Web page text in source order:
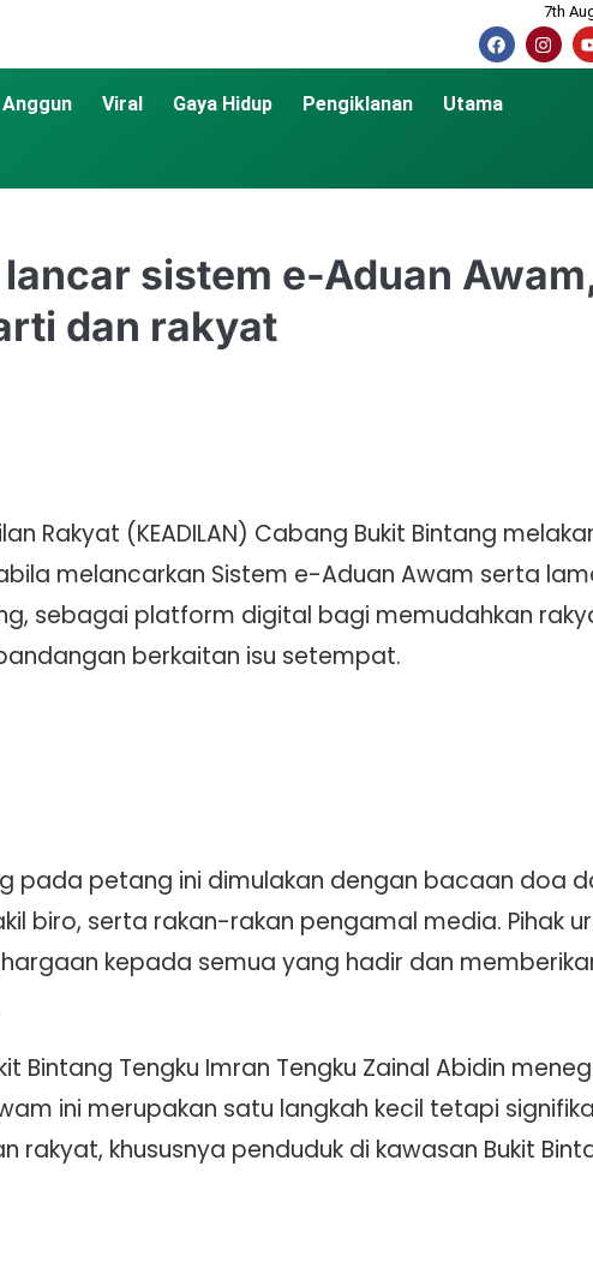
7th
Anggun Viral Gaya Hidup Pengiklanan Utama
sistem e-Aduan
dan rakyat
Rakyat (KEADILAN) Cabang Bukit Bintang
melancarkan Sistem e-Aduan Awam serta
sebagai platform digital bagi memudahkan
berkaitan isu setempat.
pada petang ini dimulakan dengan bacaan doa
biro, serta rakan-rakan pengamal media. Pihak
kepada semua yang hadir dan
Bintang Tengku Imran Tengku Zainal Abidin
ini merupakan satu langkah kecil tetapi
khususnya penduduk di kawasan Bukit